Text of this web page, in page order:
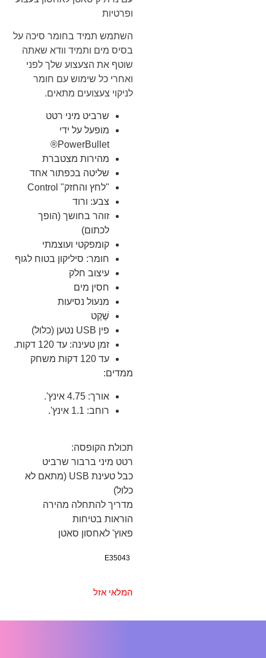
ופרטיות
השתמש תמיד בחומר סיכה על
בסיס מים ותמיד וודא שאתה
שוטף את הצעצוע שלך לפני
ואחרי כל שימוש עם חומר
לניקוי צעצועים מתאים.
שרביט מיני רטט
מופעל על ידי
PowerBullet®
מהירות מצטברת
שליטה בכפתור אחד
"לחץ והחזק" Control
צבע: ורוד
זוהר בחושך (הופך
לכתום)
קומפקטי ועוצמתי
חומר: סיליקון בטוח לגוף
עיצוב חלק
חסין מים
מנעול נסיעות
שֶׁקֶט
פין USB נטען (כלול)
זמן טעינה: עד 120 דקות.
עד 120 דקות משחק
ממדים:
אורך: 4.75 אינץ'.
רוחב: 1.1 אינץ'.
תכולת הקופסה:
רטט מיני ברבור שרביט
כבל טעינת USB (מתאם לא
כלול)
מדריך להתחלה מהירה
הוראות בטיחות
פאוץ' לאחסון סאטן
E35043
המלאי אזל